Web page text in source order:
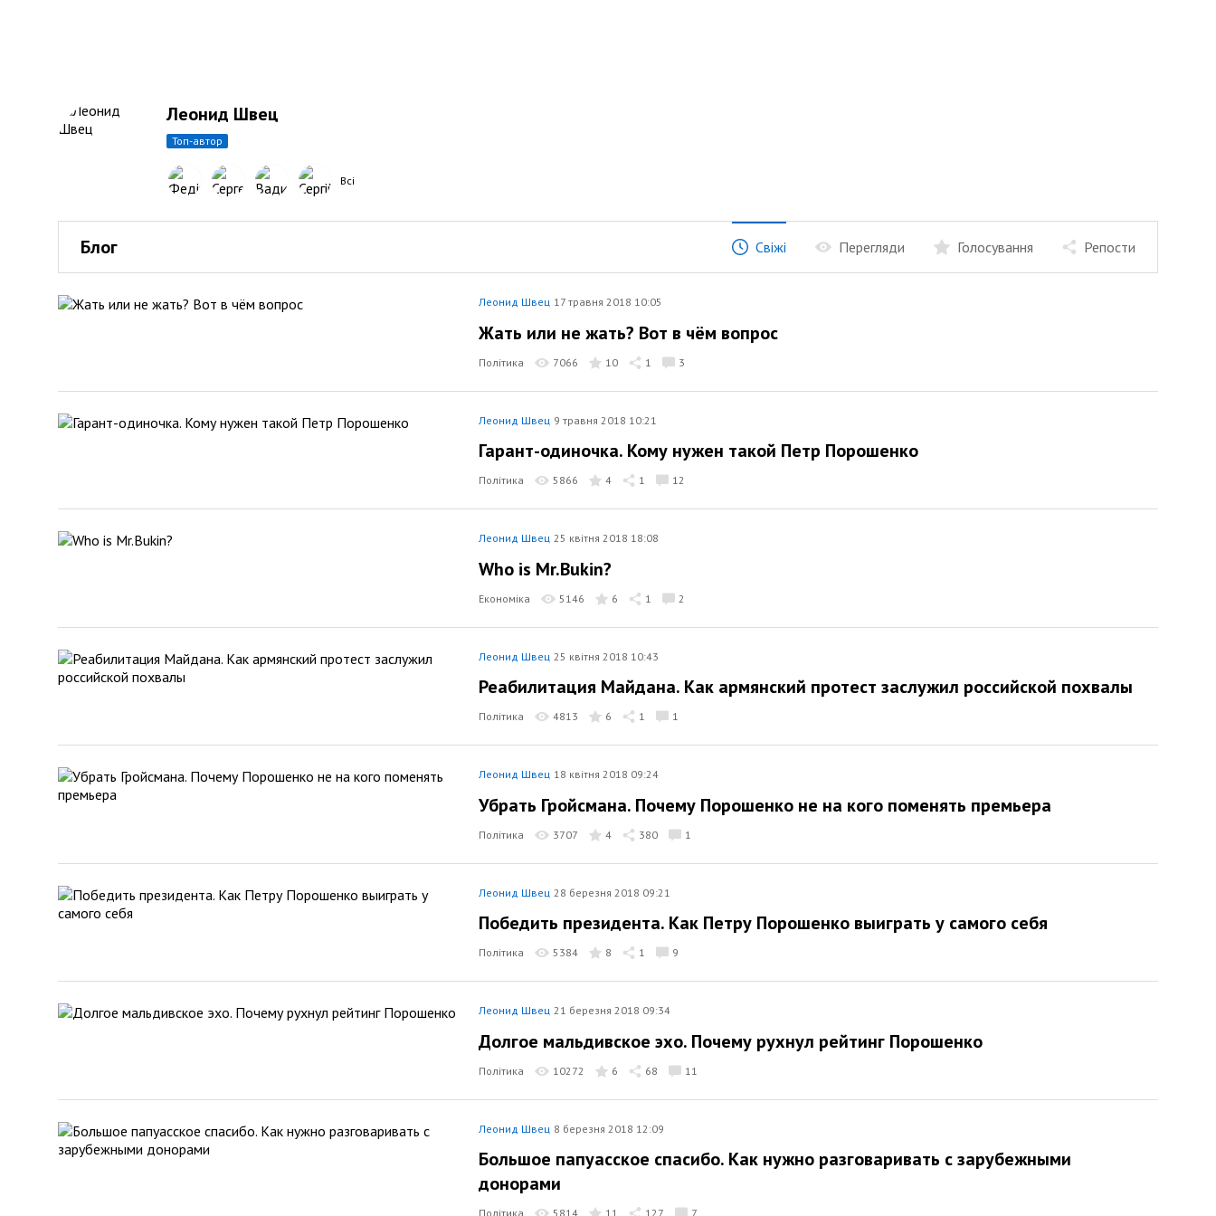
Леонид Швец
топ-автор
Всі
Блог Свіжі Перегляди Голосування Репости
Леонид Швец 17 травня 2018 10:05
Жать или не жать? Вот в чём вопрос
Політика 7066 10 1 3
Леонид Швец 9 травня 2018 10:21
Гарант-одиночка. Кому нужен такой Петр Порошенко
Політика 5866 4 1 12
Леонид Швец 25 квітня 2018 18:08
Who is Mr.Bukin?
Економіка 5146 6 1 2
Леонид Швец 25 квітня 2018 10:43
Реабилитация Майдана. Как армянский протест заслужил российской похвалы
Політика 4813 6 1 1
Леонид Швец 18 квітня 2018 09:24
Убрать Гройсмана. Почему Порошенко не на кого поменять премьера
Політика 3707 4 380 1
Леонид Швец 28 березня 2018 09:21
Победить президента. Как Петру Порошенко выиграть у самого себя
Політика 5384 8 1 9
Леонид Швец 21 березня 2018 09:34
Долгое мальдивское эхо. Почему рухнул рейтинг Порошенко
Політика 10272 6 68 11
Леонид Швец 8 березня 2018 12:09
Большое папуасское спасибо. Как нужно разговаривать с зарубежными
донорами
Політика 5814 11 127 7